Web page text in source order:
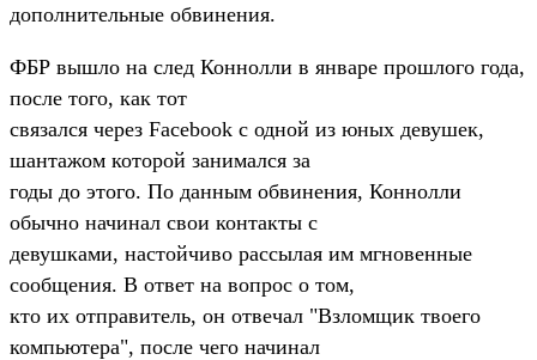
дополнительные обвинения.
ФБР вышло на след Коннолли в январе прошлого года,
после того, как тот
связался через Facebook с одной из юных девушек,
шантажом которой занимался за
годы до этого. По данным обвинения, Коннолли
обычно начинал свои контакты с
девушками, настойчиво рассылая им мгновенные
сообщения. В ответ на вопрос о том,
кто их отправитель, он отвечал "Взломщик твоего
компьютера", после чего начинал